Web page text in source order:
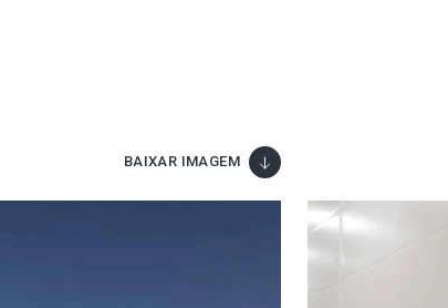
BAIXAR IMAGEM